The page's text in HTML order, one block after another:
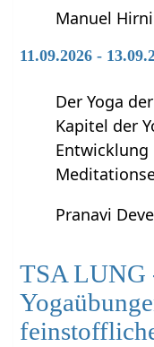
Manuel
11.09.2026 -
Der Yoga
Kapitel der
Entwicklung
Pranavi
TSA LUNG